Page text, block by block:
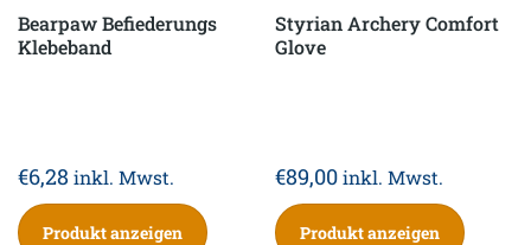
Bearpaw Befiederungs
Klebeband
€6,28 inkl. Mwst.
Produkt anzeigen
Styrian Archery Comfort
Glove
€89,00 inkl. Mwst.
Produkt anzeigen